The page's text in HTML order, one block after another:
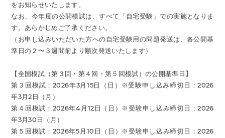
をお知らせいたします。
なお、今年度の公開模試は、すべて「自宅受験」での実施となりま
す。あらかじめご了承ください。
（お申し込みいただいた方への自宅受験用の問題発送は、各公開基
準日の２〜３週間前より順次発送いたします）
【全国模試（第３回・第４回・第５回模試）の公開基準日】
第３回模試：2026年3月15日（日）※受験申し込み締切日：2026
年3月2日（月）
第４回模試：2026年4月12日（日）※受験申し込み締切日：2026
年3月30日（月）
第５回模試：2026年5月10日（日）※受験申し込み締切日：2026